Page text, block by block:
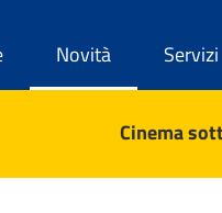
Novità Servizi
Cinema